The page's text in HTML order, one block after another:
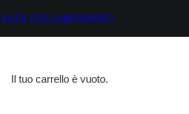
VUOI COLLABORARE?
Il tuo carrello è vuoto.